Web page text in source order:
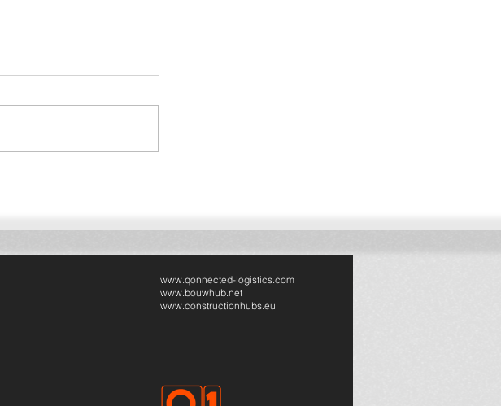
www.qonnected-logistics.com
www.bouwhub.net
www.constructionhubs.eu